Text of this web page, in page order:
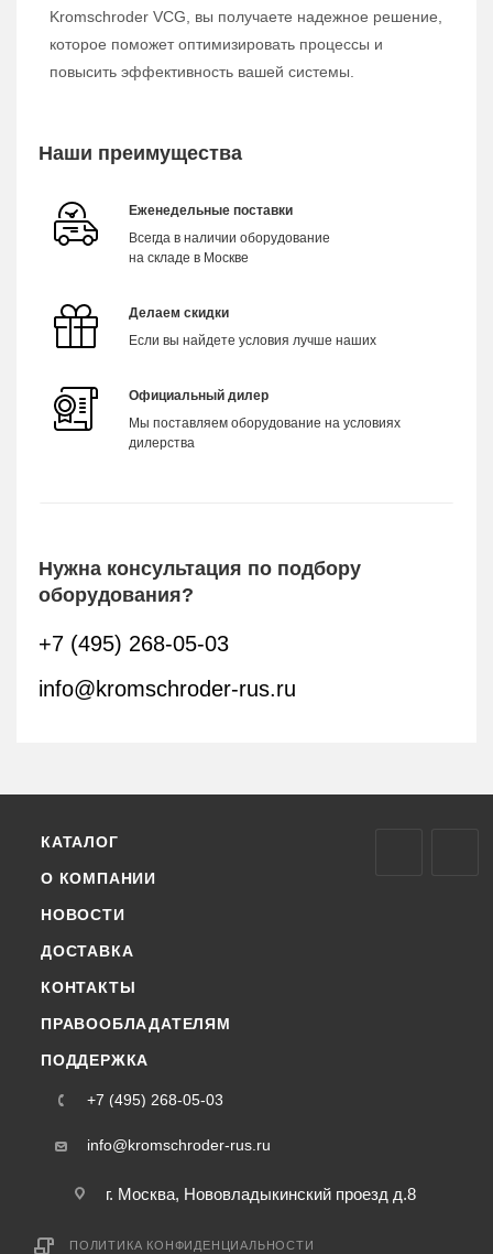
Kromschroder VCG, вы получаете надежное решение,
которое поможет оптимизировать процессы и
повысить эффективность вашей системы.
Наши преимущества
Еженедельные поставки
Всегда в наличии оборудование
на складе в Москве
Делаем скидки
Если вы найдете условия лучше наших
Официальный дилер
Мы поставляем оборудование на условиях
дилерства
Нужна консультация по подбору
оборудования?
+7 (495) 268-05-03
info@kromschroder-rus.ru
КАТАЛОГ
О КОМПАНИИ
НОВОСТИ
ДОСТАВКА
КОНТАКТЫ
ПРАВООБЛАДАТЕЛЯМ
ПОДДЕРЖКА
+7 (495) 268-05-03
info@kromschroder-rus.ru
г. Москва, Нововладыкинский проезд д.8
ПОЛИТИКА КОНФИДЕНЦИАЛЬНОСТИ